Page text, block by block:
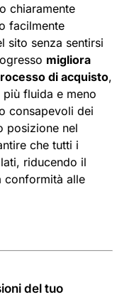
chiaramente
facilmente
sito senza sentirsi
migliora
di acquisto,
più fluida e meno
consapevoli dei
posizione nel
che tutti i
riducendo il
conformità alle
del tuo